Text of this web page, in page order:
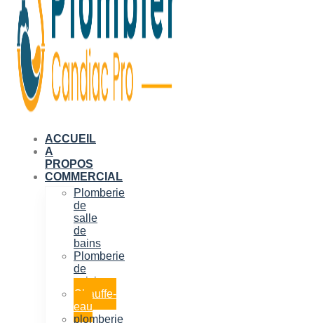
ACCUEIL
A
PROPOS
COMMERCIAL
Plomberie
de
salle
de
bains
Plomberie
de
cuisine
Chauffe-
eau
plomberie